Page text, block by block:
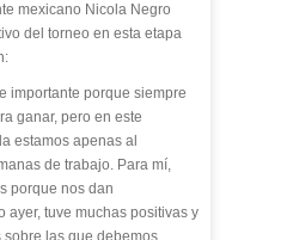
mexicano Nicola Negro
del torneo en esta etapa
importante porque siempre
ganar, pero en este
estamos apenas al
de trabajo. Para mí,
porque nos dan
ayer, tuve muchas positivas y
las que debemos